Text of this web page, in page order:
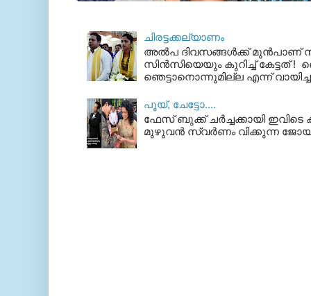
ചിരട്ടക്കല്യാണം
അല്‍പ ദിവസങ്ങള്‍ക്ക് മുന്‍പാണ്
സിന്‍സിയെയും കുറിച്ച് കേട്ടത് !
ഞെട്ടാനൊന്നുമില്ല എന്ന്
പൂയ്‌, ചേട്ടോ....
ഫേസ് ബുക്ക്‌ ചര്‍ച്ചക്കായി
മുഴുവന്‍ സ്വര്‍ണം വിക്കുന്ന